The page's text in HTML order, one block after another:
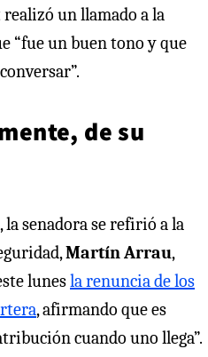
un llamado a la
“fue un buen tono y que
de su
la senadora se refirió a la
Martín Arrau,
lunesla renuncia de los
, afirmando que es
cuando uno llega”.